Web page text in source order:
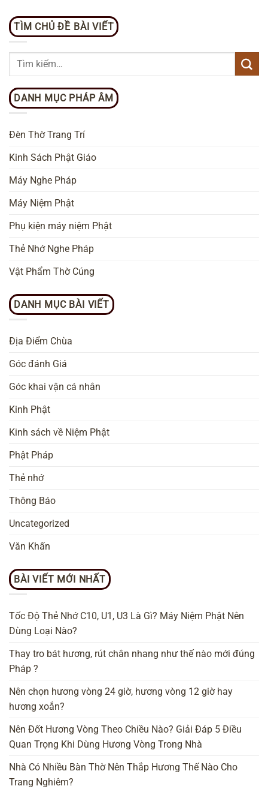
TÌM CHỦ ĐỀ BÀI VIẾT
DANH MỤC PHÁP ÂM
Đèn Thờ Trang Trí
Kinh Sách Phật Giáo
Máy Nghe Pháp
Máy Niệm Phật
Phụ kiện máy niệm Phật
Thẻ Nhớ Nghe Pháp
Vật Phẩm Thờ Cúng
DANH MỤC BÀI VIẾT
Địa Điểm Chùa
Góc đánh Giá
Góc khai vận cá nhân
Kinh Phật
Kinh sách về Niệm Phật
Phật Pháp
Thẻ nhớ
Thông Báo
Uncategorized
Văn Khấn
BÀI VIẾT MỚI NHẤT
Tốc Độ Thẻ Nhớ C10, U1, U3 Là Gì? Máy Niệm Phật Nên
Dùng Loại Nào?
Thay tro bát hương, rút chân nhang như thế nào mới đúng
Pháp ?
Nên chọn hương vòng 24 giờ, hương vòng 12 giờ hay
hương xoắn?
Nên Đốt Hương Vòng Theo Chiều Nào? Giải Đáp 5 Điều
Quan Trọng Khi Dùng Hương Vòng Trong Nhà
Nhà Có Nhiều Bàn Thờ Nên Thắp Hương Thế Nào Cho
Trang Nghiêm?